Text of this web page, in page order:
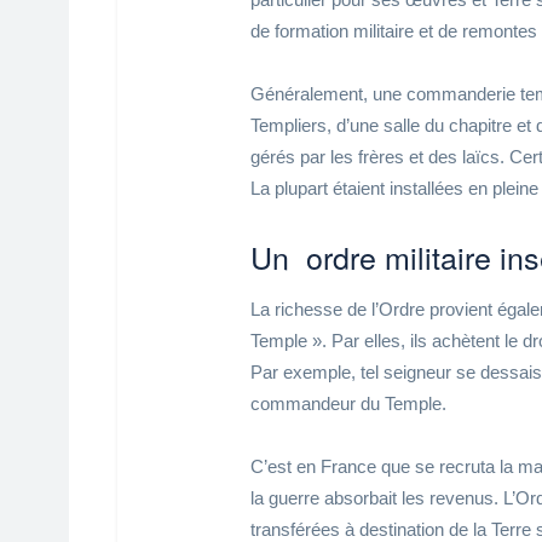
de formation militaire et de
Généralement, une commanderie
Templiers, d’une salle du chapitre
gérés par les frères et des laïcs.
La plupart étaient installées en
Un ordre militaire
La richesse de l’Ordre provient
Temple ». Par elles, ils achètent le
Par exemple, tel seigneur se
commandeur du Temple.
C’est en France que se recruta la
la guerre absorbait les revenus.
transférées à destination de la